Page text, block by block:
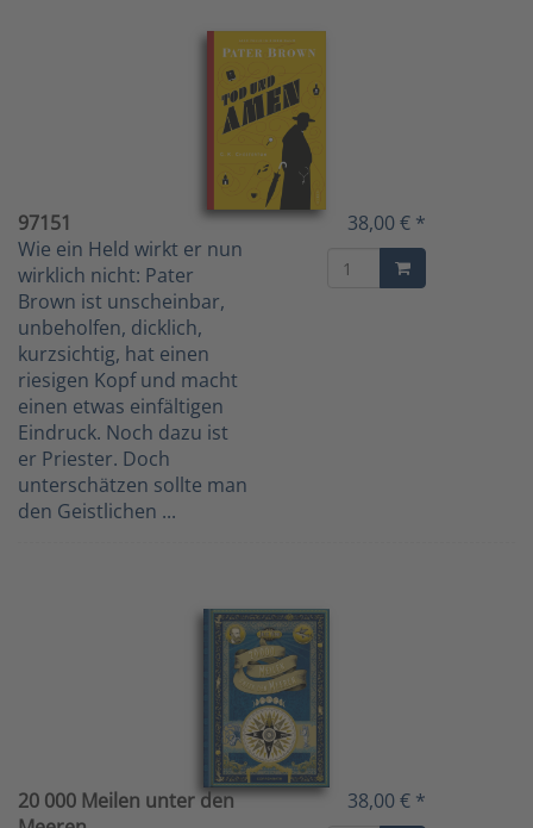
97151
Wie ein Held wirkt er nun
wirklich nicht: Pater
Brown ist unscheinbar,
unbeholfen, dicklich,
kurzsichtig, hat einen
riesigen Kopf und macht
einen etwas einfältigen
Eindruck. Noch dazu ist
er Priester. Doch
unterschätzen sollte man
den Geistlichen ...
38,00 € *
20 000 Meilen unter den
38,00 € *